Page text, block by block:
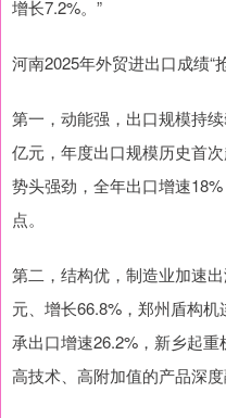
增长7.2%。”
河南2025年外贸进出口成绩“
第一，动能强，出口规模持
亿元，年度出口规模历史首
势头强劲，全年出口增速
点。
第二，结构优，制造业加速
元、增长66.8%，郑州盾构
承出口增速26.2%，新乡起
高技术、高附加值的产品深度